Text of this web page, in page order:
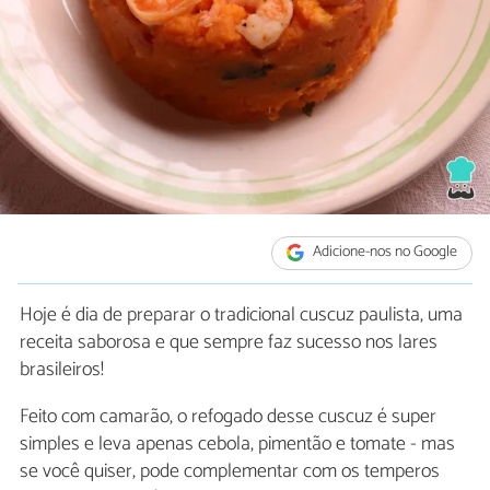
Adicione-nos no Google
Hoje é dia de preparar o tradicional cuscuz paulista, uma
receita saborosa e que sempre faz sucesso nos lares
brasileiros!
Feito com camarão, o refogado desse cuscuz é super
simples e leva apenas cebola, pimentão e tomate - mas
se você quiser, pode complementar com os temperos